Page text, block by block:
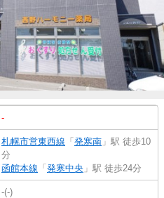
-
札幌市営東西線 「発寒南 」駅 徒歩10
分
函館本線 「発寒中央 」駅 徒歩24分
-(-)